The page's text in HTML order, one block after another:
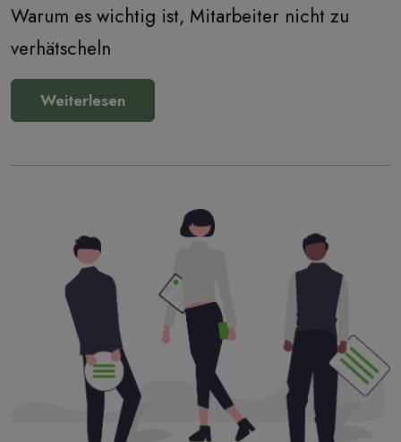
Warum es wichtig ist, Mitarbeiter nicht zu
verhätscheln
Weiterlesen